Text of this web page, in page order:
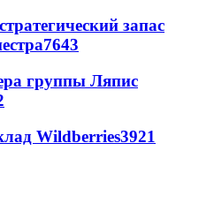
запас
7643
группы Ляпис
Wildberries3921